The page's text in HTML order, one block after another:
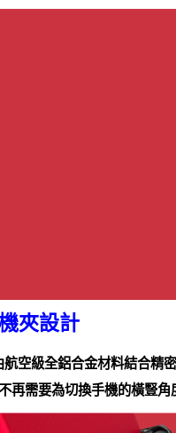
夾設計
空級全鋁合金材料結合精
再需要為切換手機的橫豎